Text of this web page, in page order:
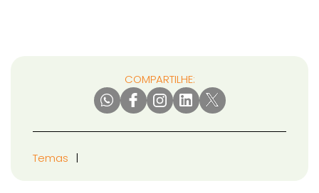
COMPARTILHE:
Temas